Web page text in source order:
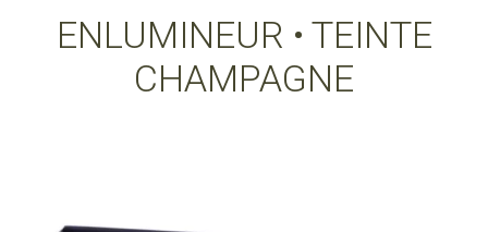
ENLUMINEUR • TEINTE
CHAMPAGNE